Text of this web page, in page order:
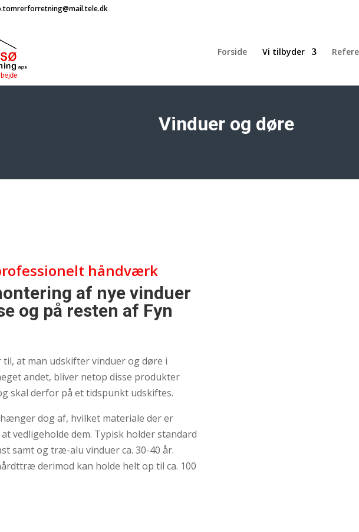
Forside Vi tilbyder
Vinduer og døre
håndværk
af nye vinduer
og på resten af Fyn
at man udskifter vinduer og døre i
andet, bliver netop disse produkter
skal derfor på et tidspunkt udskiftes.
dog af, hvilket materiale der er
vedligeholde dem. Typisk holder standard
samt og træ-alu vinduer ca. 30-40 år.
derimod kan holde helt op til ca. 100